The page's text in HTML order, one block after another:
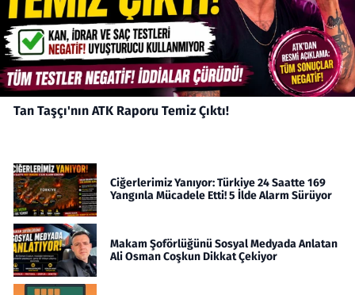
Tan Taşçı'nın ATK Raporu Temiz Çıktı!
Ciğerlerimiz Yanıyor: Türkiye 24 Saatte 169
Yangınla Mücadele Etti! 5 İlde Alarm Sürüyor
Makam Şoförlüğünü Sosyal Medyada Anlatan
Ali Osman Coşkun Dikkat Çekiyor